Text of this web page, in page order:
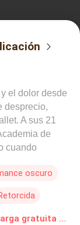
el dolor desde
desprecio,
A sus 21
de
cuando
amiga de
Es allí
la atención
Koval, un
oscuro
Danza con el Diablo Novelas Online Descarga gratuita de PDF